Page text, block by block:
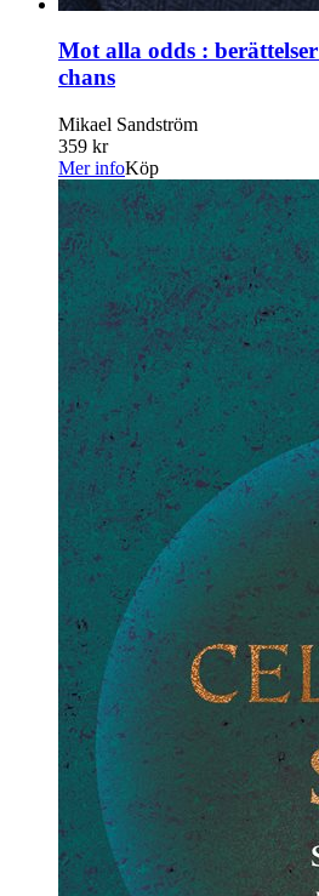
Mot alla odds :
chans
Mikael Sandström
359 kr
Mer infoKöp